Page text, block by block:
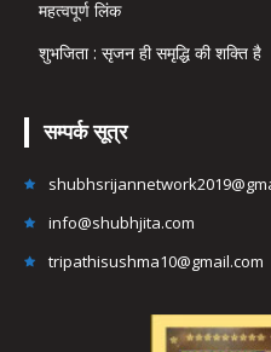
महत्वपूर्ण लिंक
शुभजिता : सृजन ही समृद्धि की शक्ति है
सम्पर्क सूत्र
info@shubhjita.com
tripathisushma10@gmail.com